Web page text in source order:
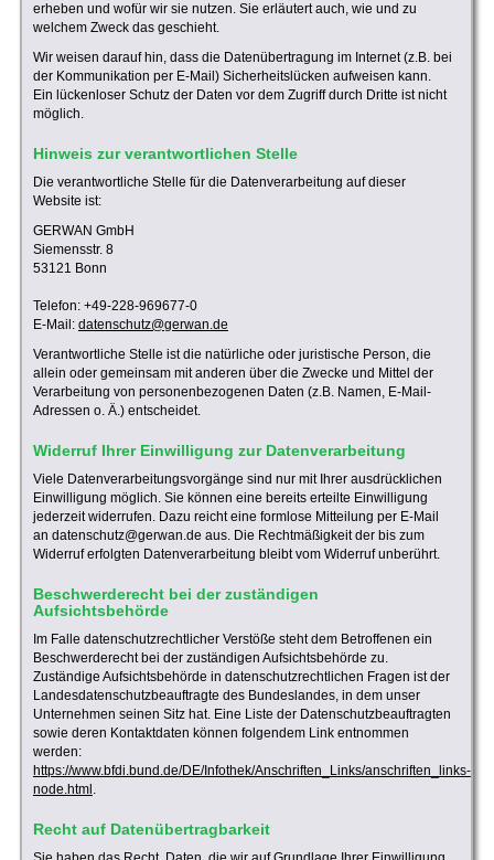
erheben und wofür wir sie nutzen. Sie erläutert auch, wie und zu
welchem Zweck das geschieht.
Wir weisen darauf hin, dass die Datenübertragung im Internet (z.B. bei
der Kommunikation per E-Mail) Sicherheitslücken aufweisen kann.
Ein lückenloser Schutz der Daten vor dem Zugriff durch Dritte ist nicht
möglich.
Hinweis zur verantwortlichen Stelle
Die verantwortliche Stelle für die Datenverarbeitung auf dieser
Website ist:
GERWAN GmbH
Siemensstr. 8
53121 Bonn
Telefon: +49-228-969677-0
E-Mail: datenschutz@gerwan.de
Verantwortliche Stelle ist die natürliche oder juristische Person, die
allein oder gemeinsam mit anderen über die Zwecke und Mittel der
Verarbeitung von personenbezogenen Daten (z.B. Namen, E-Mail-
Adressen o. Ä.) entscheidet.
Widerruf Ihrer Einwilligung zur Datenverarbeitung
Viele Datenverarbeitungsvorgänge sind nur mit Ihrer ausdrücklichen
Einwilligung möglich. Sie können eine bereits erteilte Einwilligung
jederzeit widerrufen. Dazu reicht eine formlose Mitteilung per E-Mail
an datenschutz@gerwan.de aus. Die Rechtmäßigkeit der bis zum
Widerruf erfolgten Datenverarbeitung bleibt vom Widerruf unberührt.
Beschwerderecht bei der zuständigen
Aufsichtsbehörde
Im Falle datenschutzrechtlicher Verstöße steht dem Betroffenen ein
Beschwerderecht bei der zuständigen Aufsichtsbehörde zu.
Zuständige Aufsichtsbehörde in datenschutzrechtlichen Fragen ist der
Landesdatenschutzbeauftragte des Bundeslandes, in dem unser
Unternehmen seinen Sitz hat. Eine Liste der Datenschutzbeauftragten
sowie deren Kontaktdaten können folgendem Link entnommen
werden:
https://www.bfdi.bund.de/DE/Infothek/Anschriften_Links/anschriften_links-
node.html .
Recht auf Datenübertragbarkeit